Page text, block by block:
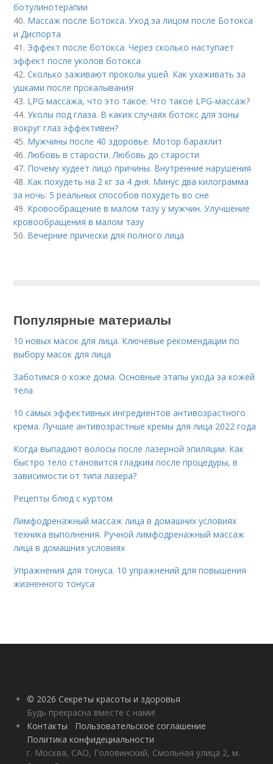
ботулинотерапии
40. Массаж после Ботокса. Уход за лицом после Ботокса
и Диспорта
41. Эффект после ботокса. Через сколько наступает
эффект после уколов ботокса
42.Сколько заживают проколы ушей. Как ухаживать за
ушками после прокалывания
43. LPG массажа, что это такое. Что такое LPG-массаж?
44.Уколы под глаза. В каких случаях ботокс для зоны
вокруг глаз эффективен?
45. Мужчины после 40 здоровье. Мотор барахлит
46. Любовь в старости. Любовь до старости
47. Почему худеет лицо причины. Внутренние нарушения
48. Как похудеть на 2 кг за 4 дня. Минус два килограмма
за ночь: 5 реальных способов похудеть во сне
49. Кровообращение в малом тазу у мужчин. Улучшение
кровообращения в малом тазу
50. Вечерние прически для полного лица
Популярные материалы
10 новых масок для лица. Ключевые рекомендации по
выбору масок для лица
Заботимся о коже дома. Основные этапы ухода за кожей
тела
10 самых эффективных ингредиентов антивозрастного
крема. Лучшие антивозрастные кремы для лица 2022 года
Когда выпадают волосы после лазерной эпиляции. Как
быстро тело становится гладким после процедуры, в
зависимости от типа лазера?
Рецепты блюд с куртом
Лимфодренажный массаж лица в домашних условиях
техника выполнения. Ручной лимфодренажный массаж
лица в домашних условиях
Упражнения для тонуса. 10 упражнений для повышения
жизненного тонуса
© 2026 Секреты красоты и здоровья
Будь прекрасна вместе с нами!
Контакты
Пользовательское соглашение
Политика конфидециальности
г. Москва, САО, Головинский, Смольная улица 2, м.